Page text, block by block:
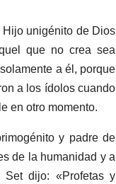
unigénito de Dios
que no crea sea
a él, porque
a los ídolos cuando
en otro momento.
y padre de
de la humanidad y a
dijo: «Profetas y